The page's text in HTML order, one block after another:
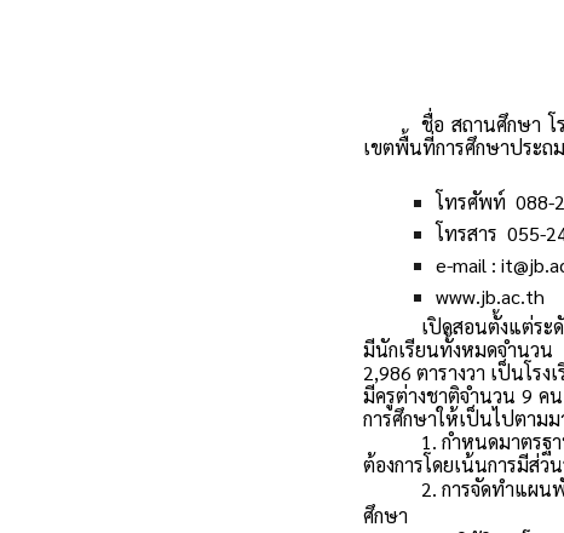
ชื่อ สถานศึกษา โ
เขตพื้นที่การศึกษาประถ
โทรศัพท์ 088-
โทรสาร 055-
e-mail :
www.jb.ac.th
เปิดสอนตั้งแต่ระ
มีนักเรียนทั้งหมดจำนว
2,986 ตารางวา เป็นโร
มีครูต่างชาติจำนวน 9 ค
การศึกษาให้เป็นไปตาม
1. กำหนดมาตรฐ
ต้องการโดยเน้นการมีส่ว
2. การจัดทำแผน
ศึกษา